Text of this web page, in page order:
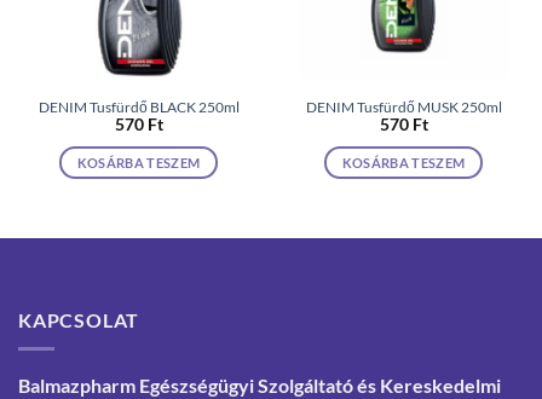
DENIM Tusfürdő BLACK 250ml
570 Ft
KOSÁRBA TESZEM
DENIM Tusfürdő MUSK 250ml
570 Ft
KOSÁRBA TESZEM
KAPCSOLAT
Balmazpharm Egészségügyi Szolgáltató és Kereskedelmi